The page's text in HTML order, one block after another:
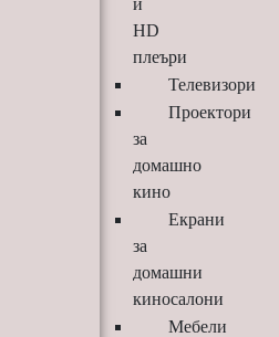
HD
плеъри
Телевизори
Проектори
за
домашно
кино
Екрани
за
домашни
киносалони
Мебели